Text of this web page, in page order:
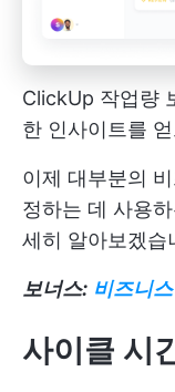
ClickUp 작업량
한 인사이트를
이제 대부분의
정하는 데 사용
세히 알아보겠습
보너스: 비즈니
사이클 시